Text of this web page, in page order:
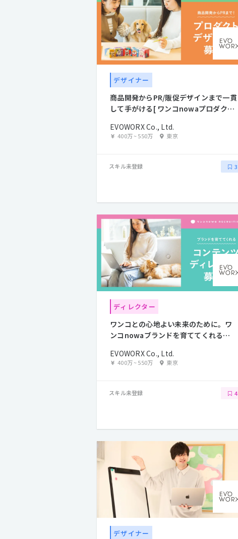
デザイナー
商品開発からPR/販促デザインまで一貫
して手がける[ ワンコnowaプロダクト
EVOWORX Co., Ltd.
400万~550万 東京
スキル未登録 3
ディレクター
ワンコとの心地よい未来のために。ワ
ンコnowaブランドを育ててくれるコ
EVOWORX Co., Ltd.
400万~550万 東京
スキル未登録 4
デザイナー